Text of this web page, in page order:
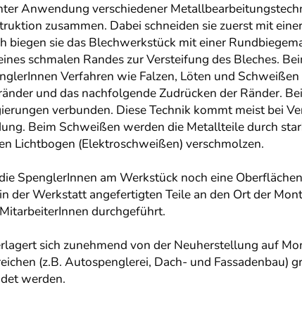
Anwendung verschiedener
zusammen. Dabei schneiden sie zuerst mit
biegen sie das Blechwerkstück mit einer
schmalen Randes zur Versteifung des Bleches.
Verfahren wie Falzen, Löten und
und das nachfolgende Zudrücken der Ränder.
verbunden. Diese Technik kommt meist bei
Beim Schweißen werden die Metallteile durch
Lichtbogen (Elektroschweißen) verschmolzen.
SpenglerInnen am Werkstück noch eine
der Werkstatt angefertigten Teile an den Ort der
durchgeführt.
sich zunehmend von der Neuherstellung auf
(z.B. Autospenglerei, Dach- und Fassadenbau)
werden.